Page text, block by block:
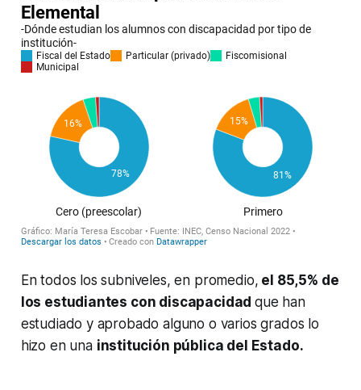
En todos los subniveles, en promedio, el 85,5% de
los estudiantes con discapacidadque han
estudiado y aprobado alguno o varios grados lo
hizo en una institución pública del Estado.